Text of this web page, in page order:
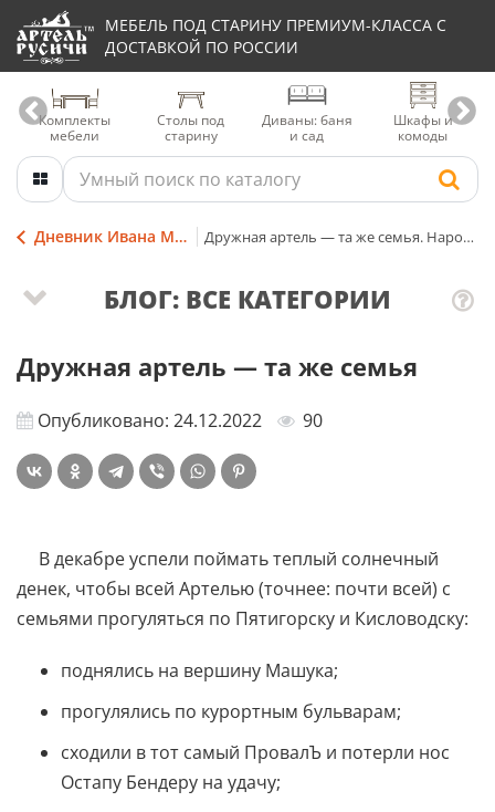
МЕБЕЛЬ ПОД СТАРИНУ ПРЕМИУМ-КЛАССА С
ДОСТАВКОЙ ПО РОССИИ
Комплекты
мебели
Столы под
старину
Диваны: баня
и сад
Шкафы и
комоды
Дневник Ивана Мордовина Дружная артель — та же семья. Народная мудрость
Дружная артель — та же семья
Опубликовано: 24.12.2022 90
В декабре успели поймать теплый солнечный
денек, чтобы всей Артелью (точнее: почти всей) с
семьями прогуляться по Пятигорску и Кисловодску:
поднялись на вершину Машука;
прогулялись по курортным бульварам;
сходили в тот самый ПровалЪ и потерли нос
Остапу Бендеру на удачу;
БЛОГ: ВСЕ КАТЕГОРИИ